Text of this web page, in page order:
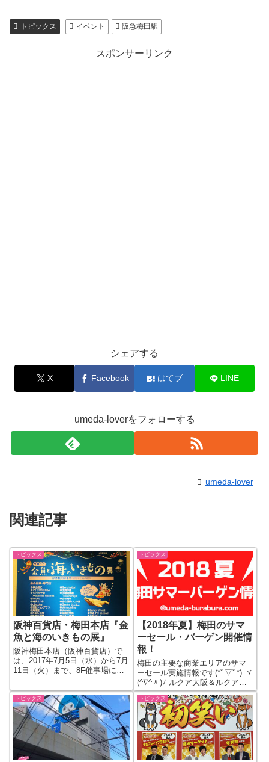
トピックス イベント 阪急梅田駅
スポンサーリンク
シェアする
X Facebook はてブ LINE
umeda-loverをフォローする
umeda-lover
関連記事
トピックス
阪神百貨店・梅田本店『金
魚と海のいきもの展』
阪神梅田本店（阪神百貨店）で
は、2017年7月5日（水）から7月
11日（火）まで、8F催事場に
きもの展』を開催しています。
開催は今年で3回目になります。
会場内は、総勢50名のアーティ
ストごとにブースが分かれて
お...
トピックス
【2018年夏】梅田のサマ
ーセール・バーゲン開催情
報！
梅田の主要な商業エリアのサマ
ーセール実施情報です(*ﾟ▽ﾟ*) ヾ
(^∇^〃)ﾉ ルクア大阪＆ルクア
1100 バーゲン 2018.7/6～7/12
400以上の人気ブランドが一挙に
バーゲン！ GRAND FRONT
OSAKA ●ARMAN...
トピックス トピックス